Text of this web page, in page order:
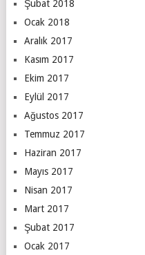
Şubat 2018
Ocak 2018
Aralık 2017
Kasım 2017
Ekim 2017
Eylül 2017
Ağustos 2017
Temmuz 2017
Haziran 2017
Mayıs 2017
Nisan 2017
Mart 2017
Şubat 2017
Ocak 2017